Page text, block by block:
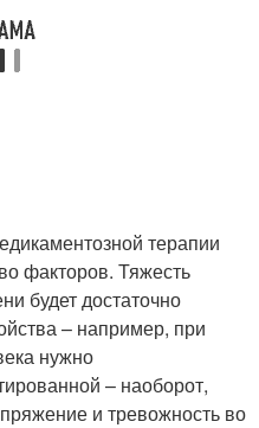
терапии
факторов. Тяжесть
будет достаточно
– например, при
нужно
– наоборот,
и тревожность во